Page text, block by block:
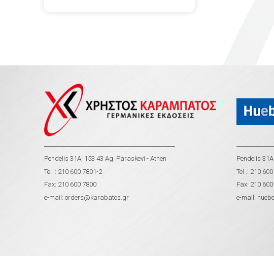
Pendelis 31A, 153 43 Ag. Paraskevi - Athen
Tel .: 210 600 7801-2
Fax: 210 600 7800
e-mail: orders@karabatos.gr
Pendelis
Tel .: 210
Fax: 210
e-mail: